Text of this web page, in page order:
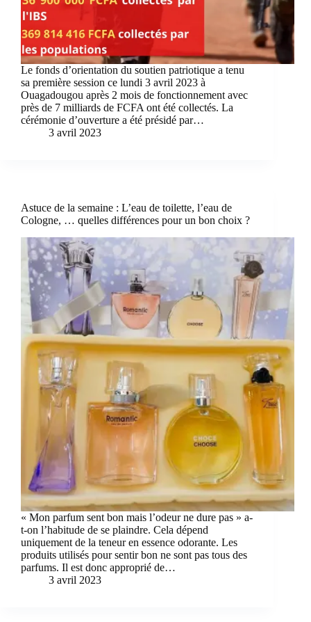
Le fonds d’orientation du soutien patriotique a tenu
sa première session ce lundi 3 avril 2023 à
Ouagadougou après 2 mois de fonctionnement avec
près de 7 milliards de FCFA ont été collectés. La
cérémonie d’ouverture a été présidé par…
3 avril 2023
Astuce de la semaine : L’eau de toilette, l’eau de
Cologne, … quelles différences pour un bon choix ?
« Mon parfum sent bon mais l’odeur ne dure pas » a-
t-on l’habitude de se plaindre. Cela dépend
uniquement de la teneur en essence odorante. Les
produits utilisés pour sentir bon ne sont pas tous des
parfums. Il est donc approprié de…
3 avril 2023